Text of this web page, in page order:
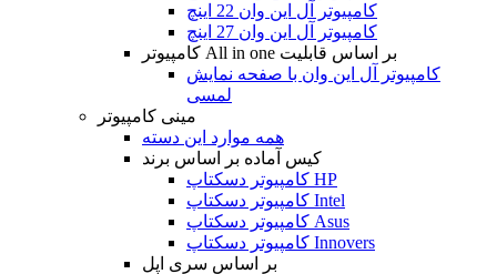
کامپیوتر آل این وان 22 اینچ
کامپیوتر آل این وان 27 اینچ
کامپیوتر All in one بر اساس قابلیت
کامپیوتر آل این وان با صفحه نمایش
لمسی
مینی کامپیوتر
همه موارد این دسته
کیس آماده بر اساس برند
کامپیوتر دسکتاپ HP
کامپیوتر دسکتاپ Intel
کامپیوتر دسکتاپ Asus
کامپیوتر دسکتاپ Innovers
بر اساس سری اپل